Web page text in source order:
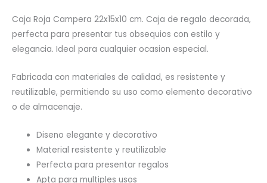
Caja Roja Campera 22x15x10 cm. Caja de regalo decorada,
perfecta para presentar tus obsequios con estilo y
elegancia. Ideal para cualquier ocasion especial.
Fabricada con materiales de calidad, es resistente y
reutilizable, permitiendo su uso como elemento decorativo
o de almacenaje.
Diseno elegante y decorativo
Material resistente y reutilizable
Perfecta para presentar regalos
Apta para multiples usos